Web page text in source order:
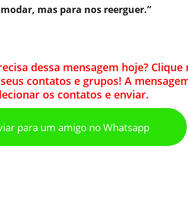
mas para nos reerguer.”
para um amigo no Whatsapp
dessa mensagem hoje?
contatos e grupos! A
os contatos e enviar.